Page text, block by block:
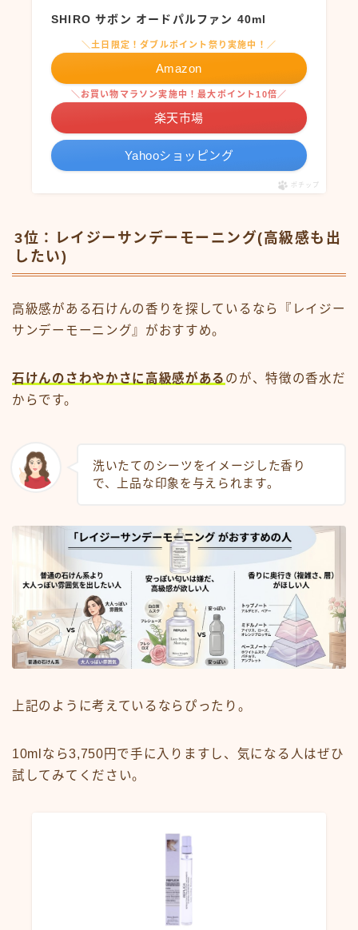
SHIRO サボン オードパルファン 40ml
＼土日限定！ダブルポイント祭り実施中！／
Amazon
＼お買い物マラソン実施中！最大ポイント10倍／
楽天市場
Yahooショッピング
ポチップ
3位：レイジーサンデーモーニング(高級感も出
したい)
高級感がある石けんの香りを探しているなら『レイジー
サンデーモーニング』がおすすめ。
石けんのさわやかさに高級感がある のが、特徴の香水だ
からです。
洗いたてのシーツをイメージした香り
で、上品な印象を与えられます。
上記のように考えているならぴったり。
10mlなら3,750円で手に入りますし、気になる人はぜひ
試してみてください。